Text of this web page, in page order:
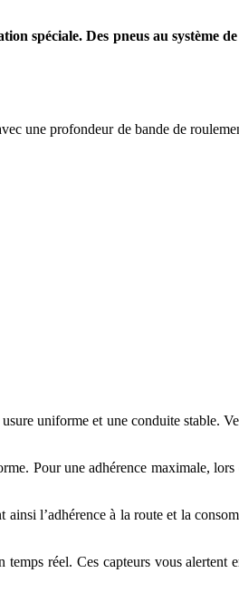
spéciale. Des pneus au système
une profondeur de bande de
uniforme et une conduite stable.
Pour une adhérence maximale,
l’adhérence à la route et la
réel. Ces capteurs vous